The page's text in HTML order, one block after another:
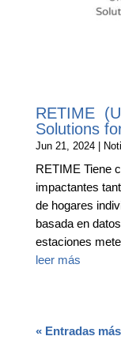
RETIME
Solutions
Jun 21, 2024|
RETIME Tiene
impactantes
de hogares
basada en
estaciones
leer más
« Entradas